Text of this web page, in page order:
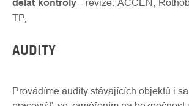
dělat kontroly - revize: ACCEN,
TP,
AUDITY
Provádíme audity stávajících objektů i